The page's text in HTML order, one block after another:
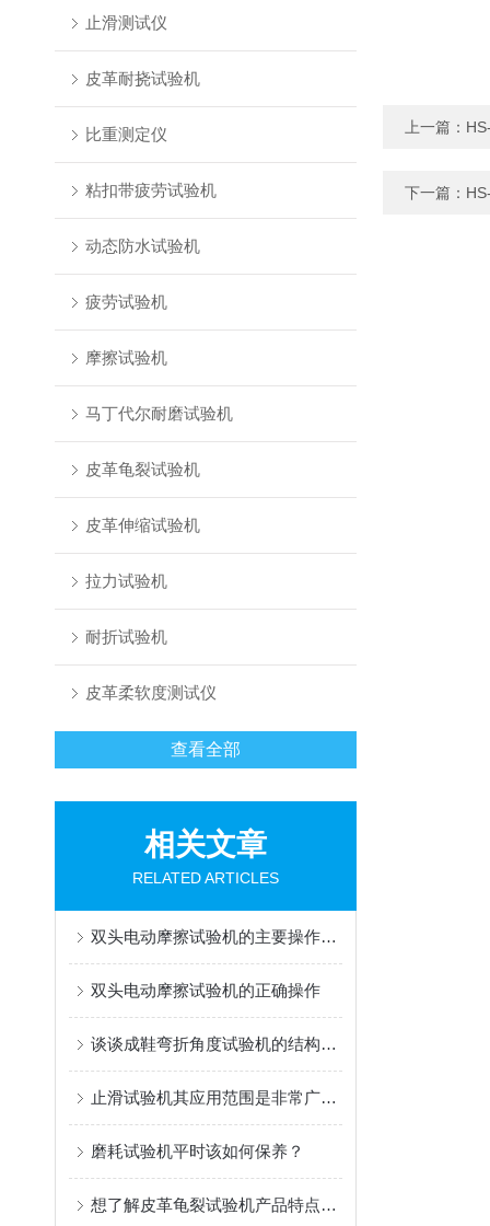
止滑测试仪
皮革耐挠试验机
比重测定仪
粘扣带疲劳试验机
动态防水试验机
疲劳试验机
摩擦试验机
马丁代尔耐磨试验机
皮革龟裂试验机
皮革伸缩试验机
拉力试验机
耐折试验机
皮革柔软度测试仪
查看全部
相关文章
RELATED ARTICLES
双头电动摩擦试验机的主要操作方法
双头电动摩擦试验机的正确操作
谈谈成鞋弯折角度试验机的结构特点
止滑试验机其应用范围是非常广泛的
磨耗试验机平时该如何保养？
想了解皮革龟裂试验机产品特点吗？看这里
上一篇：
下一篇：